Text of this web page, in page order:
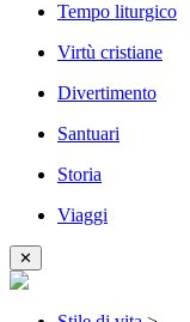
Tempo liturgico
Virtù cristiane
Divertimento
Santuari
Storia
Viaggi
✕